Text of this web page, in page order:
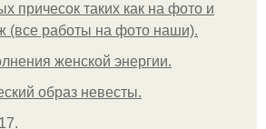
причесок таких как на фото и
(все работы на фото наши).
женской энергии.
образ невесты.